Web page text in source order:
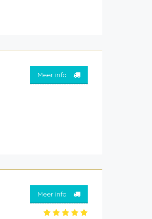
Meer info
Meer info